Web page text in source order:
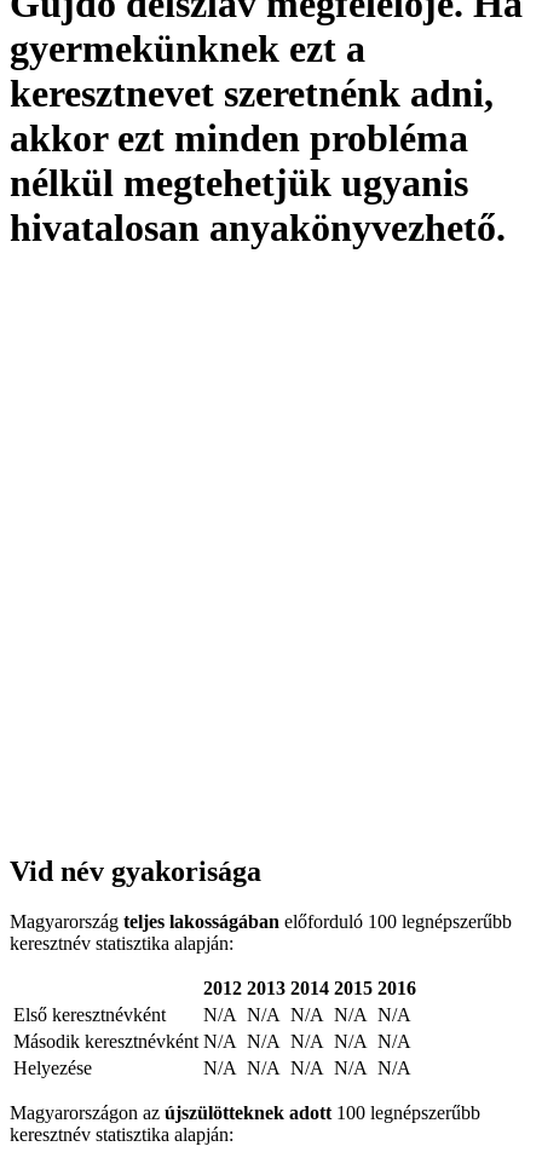
gyermekünknek ezt a
keresztnevet szeretnénk adni,
akkor ezt minden probléma
nélkül megtehetjük ugyanis
hivatalosan anyakönyvezhető.
Vid név gyakorisága
Magyarország teljes lakosságában előforduló 100 legnépszerűbb
keresztnév statisztika alapján:
2012 2013 2014 2015 2016
Első keresztnévként
N/A N/A N/A N/A N/A
Második keresztnévként N/A N/A N/A N/A N/A
Helyezése
N/A N/A N/A N/A N/A
Magyarországon az újszülötteknek adott100 legnépszerűbb
keresztnév statisztika alapján: